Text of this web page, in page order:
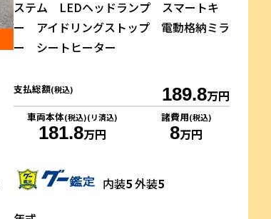
ステム LEDヘッドランプ スマートキ
ー アイドリングストップ 電動格納ミラ
ー シートヒーター
支払総額(税込) 189.8万円
車両本体(税込)(リ済込)
181.8万円
諸費用(税込)
8万円
内装5外装5